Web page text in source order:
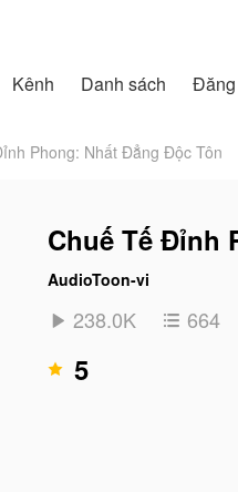
Kênh Danh sách Đăng
Phong: Nhất Đẳng Độc Tôn
Chuế Tế Đỉnh
AudioToon-vi
 238.0K  664
 5